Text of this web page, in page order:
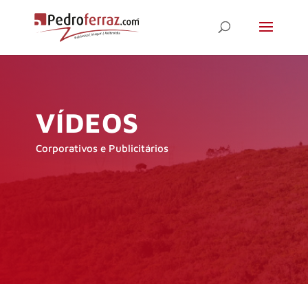
VÍDEOS
Corporativos e Publicitários